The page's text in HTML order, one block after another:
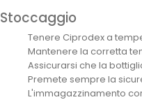
Stoccaggio
Tenere Ciprodex a
Mantenere la corretta
Assicurarsi che la
Premete sempre la
L'immagazzinamento